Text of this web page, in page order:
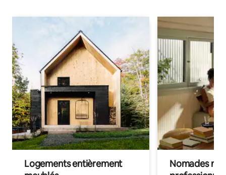
Logements entièrement
Nomades